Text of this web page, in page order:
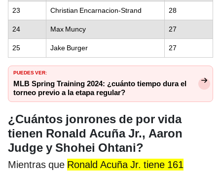
23 Christian Encarnacion-Strand 28
24 Max Muncy 27
25 Jake Burger 27
PUEDES VER:
MLB Spring Training 2024: ¿cuánto tiempo dura el
torneo previo a la etapa regular?
¿Cuántos jonrones de por vida
tienen Ronald Acuña Jr., Aaron
Judge y Shohei Ohtani?
Mientras que Ronald Acuña Jr. tiene 161